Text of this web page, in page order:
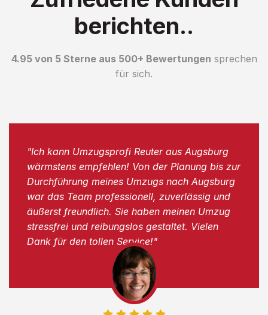
berichten..
4.95 von 5 Sterne aus 500+ Bewertungen sprechen
für sich.
"Ich kann Umzugsprofi Reuter aus Augsburg
wärmstens empfehlen! Von der Planung bis zur
Durchführung meines Umzugs nach Augsburg
war das Team professionell, zuverlässig und
äußerst freundlich. Sie haben meinen Umzug
stressfrei und reibungslos gestaltet. Vielen
Dank für den tollen Service!"